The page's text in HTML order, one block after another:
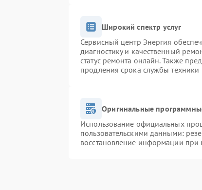
Широкий спектр услуг
Сервисный центр Энергия
диагностику и качественный
статус ремонта онлайн. Также
продления срока службы техники
Оригинальные
Использование официальных
пользовательскими данными:
восстановление информации при